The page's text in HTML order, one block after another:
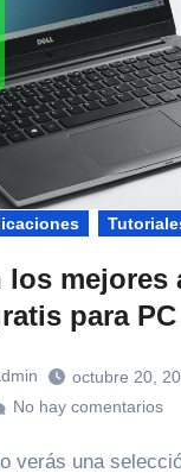
los mejores
para PC
octubre 20,
No hay comentarios